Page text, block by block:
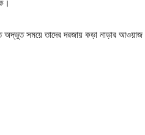
সময়ে তাদের দরজায় কড়া নাড়ার আওয়াজ